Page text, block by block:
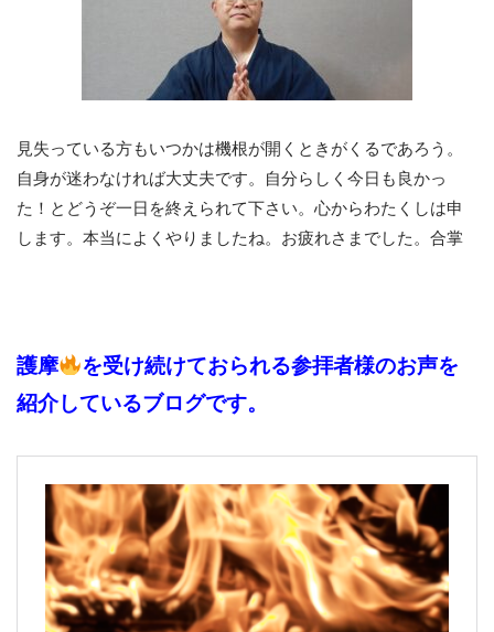
見失っている方もいつかは機根が開くときがくるであろう。
自身が迷わなければ大丈夫です。自分らしく今日も良かっ
た！とどうぞ一日を終えられて下さい。心からわたくしは申
します。本当によくやりましたね。お疲れさまでした。合掌
護摩
を受け続けておられる参拝者様のお声を
紹介しているブログです。